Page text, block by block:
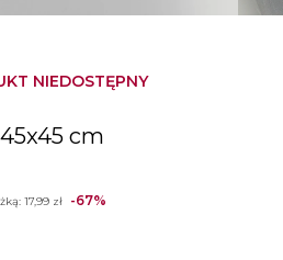
NIEDOSTĘPNY
cm
17,99 zł -67%